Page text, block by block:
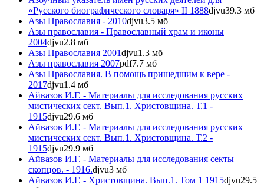
«Русского биографического словаря» II 1888djvu39.3 мб
Азы Православия - 2010djvu3.5 мб
Азы православия - Православный храм и иконы
2004djvu2.8 мб
Азы Православия 2001djvu1.3 мб
Азы православия 2007pdf7.7 мб
Азы Православия. В помощь пришедшим к вере -
2017djvu1.4 мб
Айвазов И.Г. - Материалы для исследования русских
мистических сект. Вып.1. Христовщина. Т.1 -
1915djvu29.6 мб
Айвазов И.Г. - Материалы для исследования русских
мистических сект. Вып.1. Христовщина. Т.2 -
1915djvu29.9 мб
Айвазов И.Г. - Материалы для исследования секты
скопцов. - 1916.djvu3 мб
Айвазов И.Г. - Христовщина. Вып.1. Том 1 1915djvu29.5